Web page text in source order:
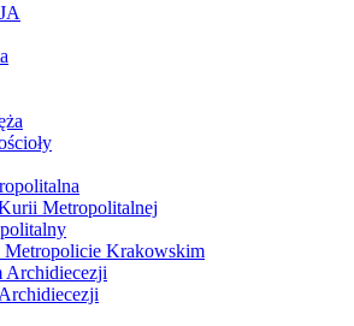
Metropolitalnej
Metropolicie Krakowskim
Archidiecezji